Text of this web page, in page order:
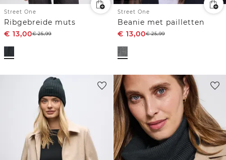
Street One
Ribgebreide muts
€ 13,00€25,99
Street One
Beanie met pailletten
€ 13,00€25,99